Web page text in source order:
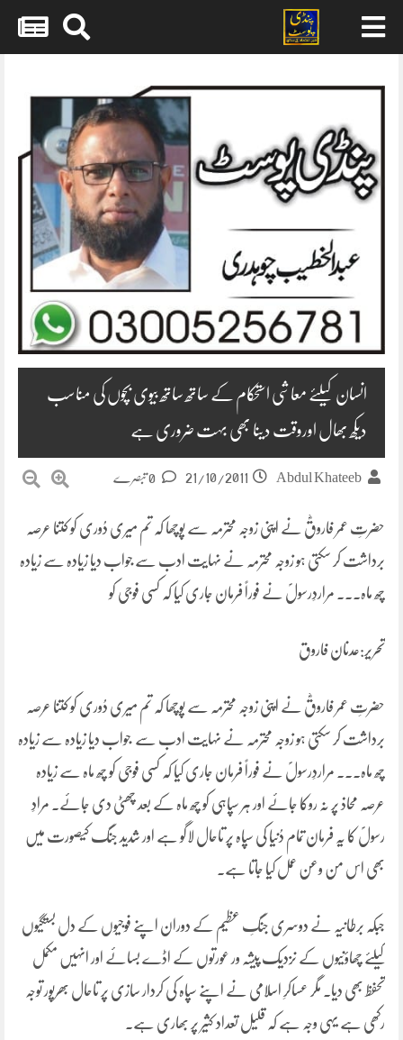
content
انسان کیلئے معاشی استحکام کے ساتھ ساتھ بیوی بچوں کی مناسب
دیکھ بھال اوروقت دینا بھی بہت ضروری ہے
Abdul Khateeb
21/10/2011
حضرتِ عمر فاروقؓ نے اپنی زوجہ محترمہ سے پوچھا کہ تم میری دُوری کو کتنا عرصہ
برداشت کر سکتی ہو زوجہ محترمہ نے نہایت ادب سے جواب دیا زیادہ سے زیادہ
چھ ماہ۔۔۔ مراردِرسولؐ نے فوراً فرمان جاری کیا کہ کسی فوجی کو
تحریر:عدنان فاروق
حضرتِ عمر فاروقؓ نے اپنی زوجہ محترمہ سے پوچھا کہ تم میری دُوری کو کتنا عرصہ
برداشت کر سکتی ہو زوجہ محترمہ نے نہایت ادب سے جواب دیا زیادہ سے زیادہ
چھ ماہ۔۔۔ مراردِرسولؐ نے فوراً فرمان جاری کیا کہ کسی فوجی کو چھ ماہ سے زیادہ
عرصہ محاذ پر نہ روکا جائے اور ہر سپاہی کو چھ ماہ کے بعد چھٹی دی جائے۔ مرادِ
رسولؐ کا یہ فرمان تمام دُنیا کی سپاہ پر تاحال لاگو ہے اور شدید جنگ کیصورت میں
بھی اس من وعن عمل کیا جاتا ہے۔
جبکہ برطانیہ نے دوسری جنگِ عظیم کے دوران اپنے فوجیوں کے دل بستگیوں
کیلئے چھاؤنیوں کے نزدیک پیشہ ور عورتوں کے اڈے بسائے اور انہیں مکمل
تحفظ بھی دیا۔ مگر عساکرِ اسلامی نے اپنے سپاہ کی کردار سازی پر تاحال بھرپور توجہ
رکھی ہے یہی وجہ ہے کہ قلیل تعداد کثیر پر بھاری ہے۔